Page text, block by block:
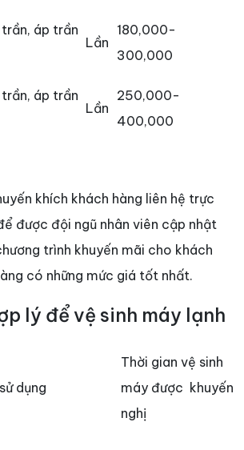
áp trần
Lần
180,000-
300,000
áp trần
Lần
250,000-
400,000
khích khách hàng liên hệ trực
được đội ngũ nhân viên cập nhật
trình khuyến mãi cho khách
có những mức giá tốt nhất.
lý để vệ sinh máy lạnh
dụng
Thời gian vệ sinh
máy được khuyến
nghị